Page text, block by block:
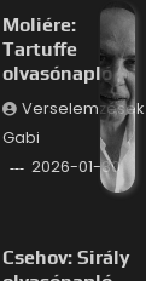
Moliére:
Tartuffe
olvasónapló
Verselemzések
Gabi
2026-01-30
Csehov: Sirály